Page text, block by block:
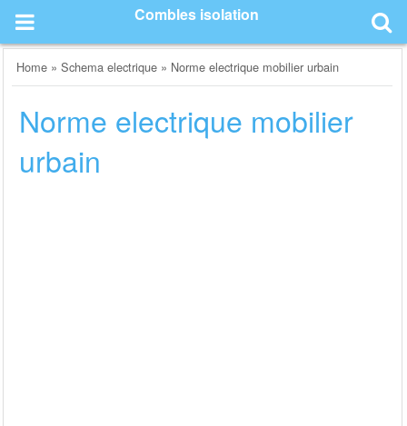
content
Combles isolation
Home »Schema electrique » Norme electrique mobilier urbain
Norme electrique mobilier
urbain